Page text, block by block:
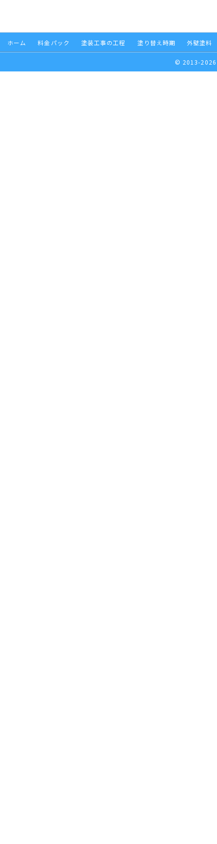
ホーム 料金パック 塗装工事の工程 塗り替え時期 外壁塗料
© 2013-2026